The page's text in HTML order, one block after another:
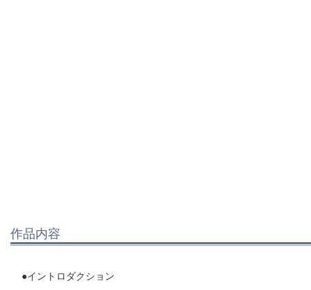
作品内容
●イントロダクション